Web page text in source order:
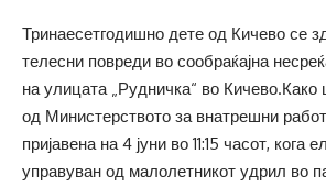
Тринаесетгодишно дете од Кичево се
телесни повреди во сообраќајна
на улицата „Рудничка“ во
од Министерството за внатрешни
пријавена на 4 јуни во 11:15 часот, кога
управуван од малолетникот удрил во